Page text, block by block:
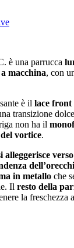
è una parrucca
macchina, con
è il lace front
transizione
non ha il
vortice.
alleggerisce
in metallo che
Il resto della
la freschezza